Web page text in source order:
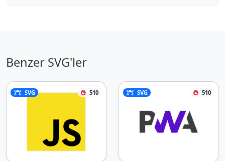
Benzer SVG'ler
SVG 510 SVG 510